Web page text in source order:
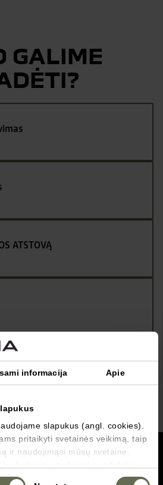
informacija Apie
slapukus (angl. cookies).
pritaikyti svetainės veikimą, taip
ir naudojimąsi mūsų svetaine.
tam tikrose svetainėse
GALIME
ATSTOVĄ
grįžti į viršų